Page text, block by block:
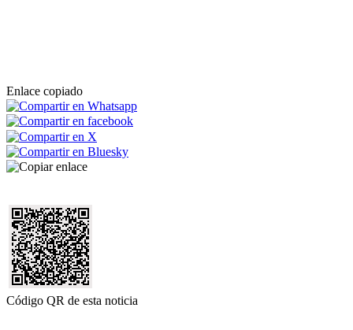
Enlace copiado
Código QR de esta noticia